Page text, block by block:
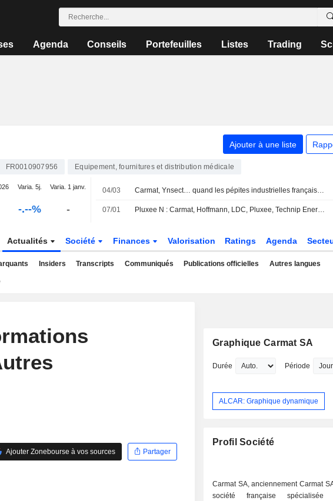
Agenda Conseils Portefeuilles Listes Trading
Ajouter à une liste
FR0010907956 Equipement, fournitures et distribution médicale
Varia. 5j. Varia. 1 janv.
-.--% -
04/03 Carmat, Ynsect… quand les pépites industrielles françaises tombent dans le gouffre de Moore
07/01 Pluxee N : Carmat, Hoffmann, LDC, Pluxee, Technip Energies... les valeurs à suivre aujourd'hui à Paris
Actualités Société Finances Valorisation Ratings Agenda
Insiders Transcripts Communiqués Publications officielles Autres langues
Ajouter Zonebourse à vos sources
Partager
Graphique Carmat SA
Durée Période
ALCAR: Graphique dynamique
Profil Société
Carmat SA, anciennement Carmat
société française